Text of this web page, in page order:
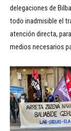
delegaciones de
todo inadmisible el
atención directa,
medios necesarios